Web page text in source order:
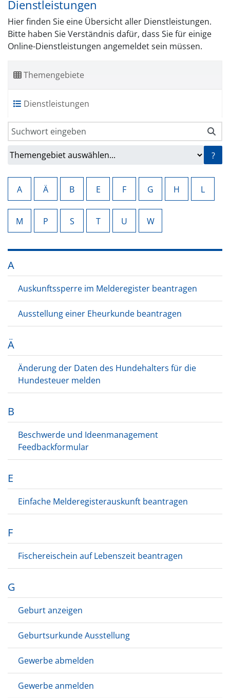
Dienstleistungen
Hier finden Sie eine Übersicht aller Dienstleistungen.
Bitte haben Sie Verständnis dafür, dass Sie für einige
Online-Dienstleistungen angemeldet sein müssen.
Themengebiete
Dienstleistungen
?
A Ä B E F G H L
M P S T U W
A
Auskunftssperre im Melderegister beantragen
Ausstellung einer Eheurkunde beantragen
Ä
Änderung der Daten des Hundehalters für die
Hundesteuer melden
B
Beschwerde und Ideenmanagement
Feedbackformular
E
Einfache Melderegisterauskunft beantragen
F
Fischereischein auf Lebenszeit beantragen
G
Geburt anzeigen
Geburtsurkunde Ausstellung
Gewerbe abmelden
Gewerbe anmelden